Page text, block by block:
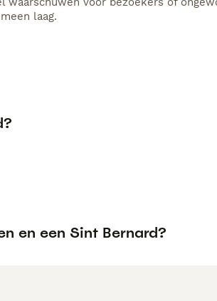
laag.
en een Sint Bernard?